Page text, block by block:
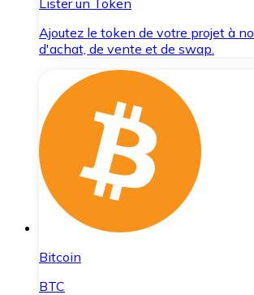
Lister un Token
Ajoutez le token de votre projet à
d'achat, de vente et de swap.
Bitcoin
BTC